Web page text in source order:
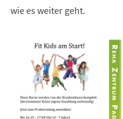
wie es weiter geht.